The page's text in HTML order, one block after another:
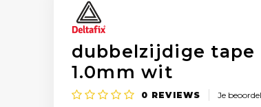
dubbelzijdige tape
1.0mm wit
0 REVIEWS Je